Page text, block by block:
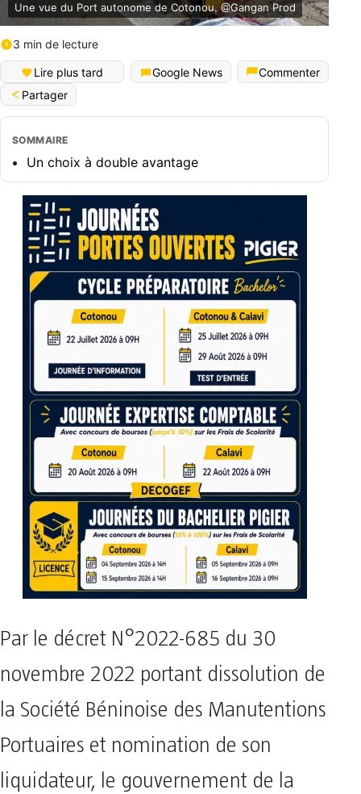
Une vue du Port autonome de Cotonou. @Gangan Prod
3 min de lecture
Lire plus tard Google News
Commenter
Partager
SOMMAIRE
Un choix à double avantage
Par le décret N°2022-685 du 30
novembre 2022 portant dissolution de
la Société Béninoise des Manutentions
Portuaires et nomination de son
liquidateur, le gouvernement de la